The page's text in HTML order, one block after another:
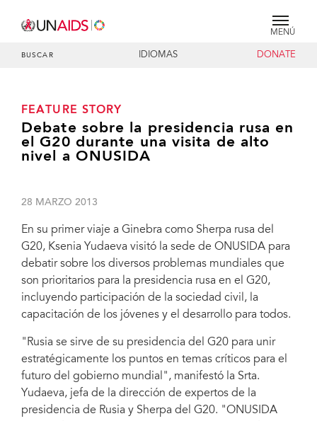
MENÚ
BUSCAR IDIOMAS DONATE
FEATURE STORY
Debate sobre la presidencia rusa en
el G20 durante una visita de alto
nivel a ONUSIDA
28 MARZO 2013
En su primer viaje a Ginebra como Sherpa rusa del
G20, Ksenia Yudaeva visitó la sede de ONUSIDA para
debatir sobre los diversos problemas mundiales que
son prioritarios para la presidencia rusa en el G20,
incluyendo participación de la sociedad civil, la
capacitación de los jóvenes y el desarrollo para todos.
"Rusia se sirve de su presidencia del G20 para unir
estratégicamente los puntos en temas críticos para el
futuro del gobierno mundial", manifestó la Srta.
Yudaeva, jefa de la dirección de expertos de la
presidencia de Rusia y Sherpa del G20. "ONUSIDA